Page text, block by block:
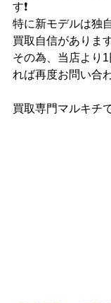
す❗️
特に新モデルは独
買取自信があります
その為、当店より
れば再度お問い合
買取専門マルキチ